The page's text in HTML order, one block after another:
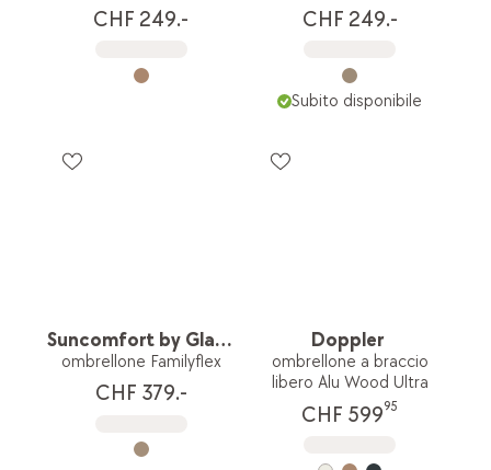
CHF 249.- CHF 249.-
Subito disponibile
Suncomfort by Glatz
ombrellone Familyflex
CHF 379.-
Doppler
ombrellone a braccio
libero Alu Wood Ultra
CHF 59995